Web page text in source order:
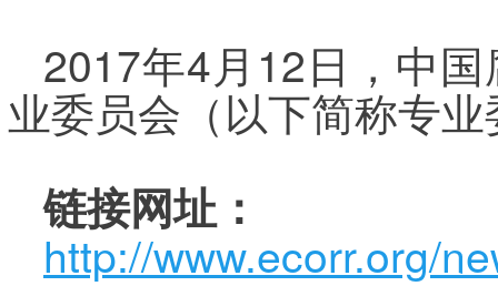
2017年4月12日，中
业委员会（以下简称专
链接网址：
http://www.ecorr.org/